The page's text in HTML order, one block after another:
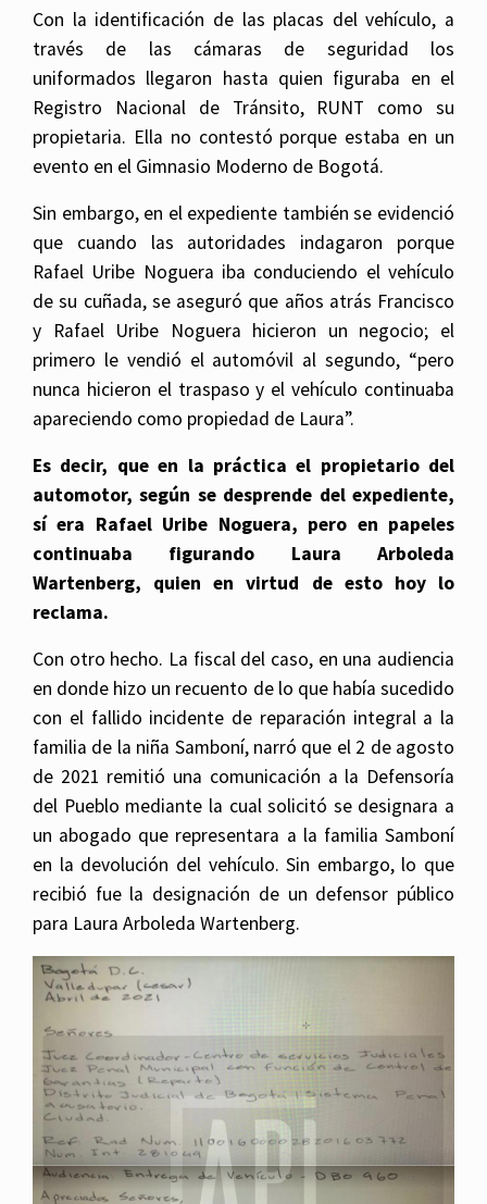
Con la identificación de las placas del vehículo, a
través de las cámaras de seguridad los
uniformados llegaron hasta quien figuraba en el
Registro Nacional de Tránsito, RUNT como su
propietaria. Ella no contestó porque estaba en un
evento en el Gimnasio Moderno de Bogotá.
Sin embargo, en el expediente también se evidenció
que cuando las autoridades indagaron porque
Rafael Uribe Noguera iba conduciendo el vehículo
de su cuñada, se aseguró que años atrás Francisco
y Rafael Uribe Noguera hicieron un negocio; el
primero le vendió el automóvil al segundo, “pero
nunca hicieron el traspaso y el vehículo continuaba
apareciendo como propiedad de Laura”.
Es decir, que en la práctica el propietario del
automotor, según se desprende del expediente,
sí era Rafael Uribe Noguera, pero en papeles
continuaba figurando Laura Arboleda
Wartenberg, quien en virtud de esto hoy lo
reclama.
Con otro hecho. La fiscal del caso, en una audiencia
en donde hizo un recuento de lo que había sucedido
con el fallido incidente de reparación integral a la
familia de la niña Samboní, narró que el 2 de agosto
de 2021 remitió una comunicación a la Defensoría
del Pueblo mediante la cual solicitó se designara a
un abogado que representara a la familia Samboní
en la devolución del vehículo. Sin embargo, lo que
recibió fue la designación de un defensor público
para Laura Arboleda Wartenberg.